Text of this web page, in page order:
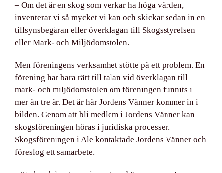
– Om det är en skog som verkar ha höga värden,
inventerar vi så mycket vi kan och skickar sedan in en
tillsynsbegäran eller överklagan till Skogsstyrelsen
eller Mark- och Miljödomstolen.
Men föreningens verksamhet stötte på ett problem. En
förening har bara rätt till talan vid överklagan till
mark- och miljödomstolen om föreningen funnits i
mer än tre år. Det är här Jordens Vänner kommer in i
bilden. Genom att bli medlem i Jordens Vänner kan
skogsföreningen höras i juridiska processer.
Skogsföreningen i Ale kontaktade Jordens Vänner och
föreslog ett samarbete.